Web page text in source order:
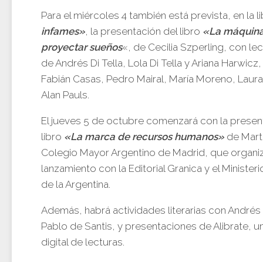
Para el miércoles 4 también está prevista, en la
infames», la presentación del libro «La
proyectar sueños«, de Cecilia Szperling, con
de Andrés Di Tella, Lola Di Tella y Ariana
Fabián Casas, Pedro Mairal, María Moreno,
Alan Pauls.
El jueves 5 de octubre comenzará con la
libro «La marca de recursos humanos» de
Colegio Mayor Argentino de Madrid, que
lanzamiento con la Editorial Granica y el
de la Argentina.
Además, habrá actividades literarias con Andrés
Pablo de Santis, y presentaciones de Alibrate,
digital de lecturas.